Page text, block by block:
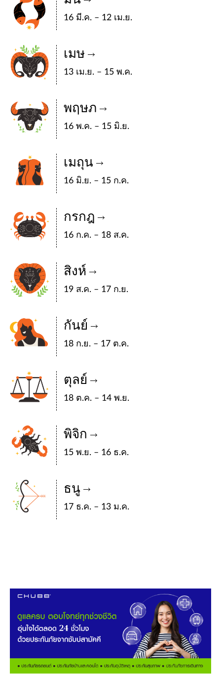
16 มี.ค. – 12 เม.ย.
เมษ
13 เม.ย. – 15 พ.ค.
พฤษภ
16 พ.ค. – 15 มิ.ย.
เมถุน
16 มิ.ย. – 15 ก.ค.
กรกฎ
16 ก.ค. – 18 ส.ค.
สิงห์
19 ส.ค. – 17 ก.ย.
กันย์
18 ก.ย. – 17 ต.ค.
ตุลย์
18 ต.ค. – 14 พ.ย.
พิจิก
15 พ.ย. – 16 ธ.ค.
ธนู
17 ธ.ค. – 13 ม.ค.